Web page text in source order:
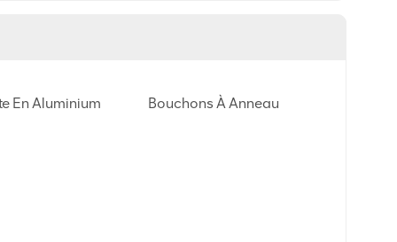
En Aluminium Bouchons À Anneau